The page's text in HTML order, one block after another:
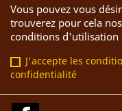
Vous pouvez vous
trouverez pour cela
conditions d'utilisation
J'accepte les
confidentialité